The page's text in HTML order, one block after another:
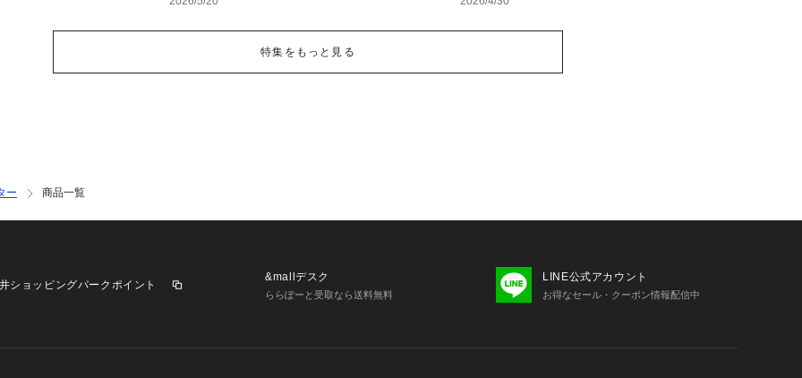
特集をもっと見る
ー 商品一覧
ショッピングパークポイント
&mallデスク
ららぽーと受取なら送料無料
LINE公式アカウント
お得なセール・クーポン情報配信中